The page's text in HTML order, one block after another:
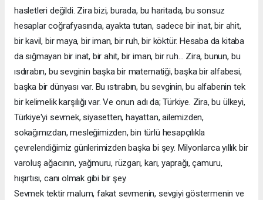
hasletleri değildi. Zira bizi, burada, bu haritada, bu sonsuz
hesaplar coğrafyasında, ayakta tutan, sadece bir inat, bir ahit,
bir kavil, bir maya, bir iman, bir ruh, bir köktür. Hesaba da kitaba
da sığmayan bir inat, bir ahit, bir iman, bir ruh… Zira, bunun, bu
ısdırabın, bu sevginin başka bir matematiği, başka bir alfabesi,
başka bir dünyası var. Bu ıstırabın, bu sevginin, bu alfabenin tek
bir kelimelik karşılığı var. Ve onun adı da; Türkiye. Zira, bu ülkeyi,
Türkiye'yi sevmek, siyasetten, hayattan, ailemizden,
sokağımızdan, mesleğimizden, bin türlü hesapçılıkla
çevrelendiğimiz günlerimizden başka bi şey. Milyonlarca yıllık bir
varoluş ağacının, yağmuru, rüzgarı, karı, yaprağı, çamuru,
hışırtısı, canı olmak gibi bir şey.
Sevmek tektir malum, fakat sevmenin, sevgiyi göstermenin ve